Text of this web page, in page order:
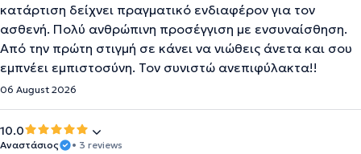
κατάρτιση δείχνει πραγματικό ενδιαφέρον για τον
ασθενή. Πολύ ανθρώπινη προσέγγιση με ενσυναίσθηση.
Από την πρώτη στιγμή σε κάνει να νιώθεις άνετα και σου
εμπνέει εμπιστοσύνη. Τον συνιστώ ανεπιφύλακτα!!
06 August 2026
10.0
Αναστάσιος • 3 reviews